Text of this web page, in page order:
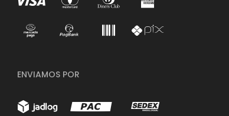
ENVIAMOS POR